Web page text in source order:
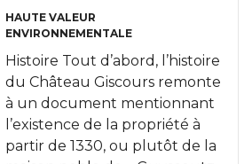
HAUTE VALEUR
ENVIRONNEMENTALE
Histoire Tout d’abord, l’histoire
du Château Giscours remonte
à un document mentionnant
l’existence de la propriété à
partir de 1330, ou plutôt de la